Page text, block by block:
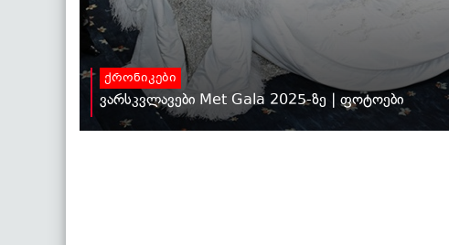
ქრონიკები
ვარსკვლავები Met Gala 2025-ზე | ფოტოები